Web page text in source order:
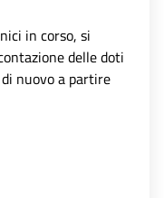
in corso, si
delle doti
nuovo a partire